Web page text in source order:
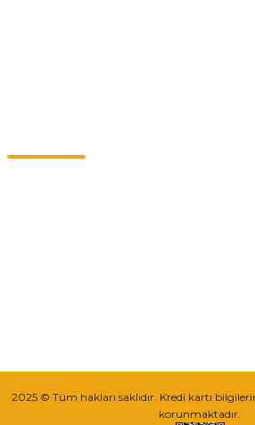
2025 © Tüm hakları saklıdır. Kredi kartı
korunmaktadır.